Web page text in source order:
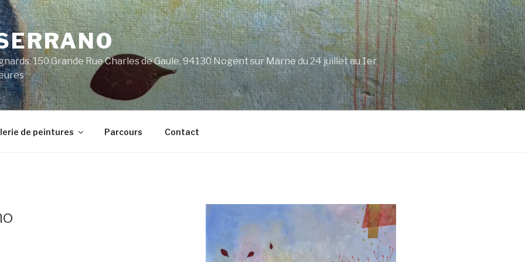
150 Grande Rue Charles de Gaule, 94130 Nogent sur Marne du 24 juillet au 1er
de peintures Parcours Contact